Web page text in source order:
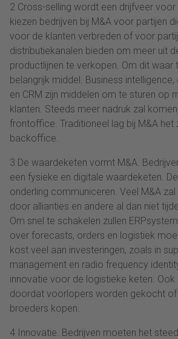
2 Cross-selling wordt een drijfveer
kiezen bedrijven bij M&A voor partijen
voor de klanten verbreden of voor
distributiekanalen bieden om meer uit
productlijnen te verkopen. Om dit waar
belangrijk middel. Business
en CRM zijn middelen om te sturen op
klanten. Steeds meer nadruk zal
frontoffice. Traditioneel lag bij M&A
backoffice.
3 De waardeketen vormt M&A.
een fysieke en digitale waardeketen.
onderling communiceren. Veel M&A
door allianties en andere al dan niet
Om snel te schakelen zullen
over forecasts, orders en logistiek
kost veel aan investeringen, zoals in
management en radio frequency
innovatie voor de logistieke keten. Ook
doordat voorlopers worden gekocht of
broeders kopen.
4 Innovatie. Bedrijven moeten het